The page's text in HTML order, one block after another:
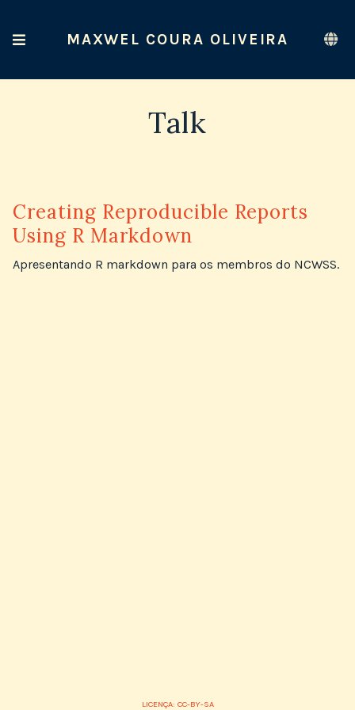
MAXWEL COURA OLIVEIRA
Talk
Creating Reproducible Reports
Using R Markdown
Apresentando R markdown para os membros do NCWSS.
LICENÇA: CC-BY-SA